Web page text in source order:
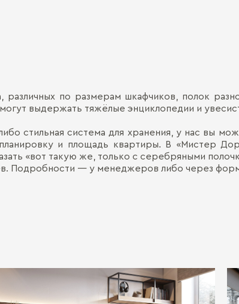
различных по размерам шкафчиков, полок
выдержать тяжёлые энциклопедии и
стильная система для хранения, у нас вы
и площадь квартиры. В «Мистер
«вот такую же, только с серебряными
Подробности — у менеджеров либо через